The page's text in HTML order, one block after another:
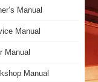
Manual
Manual
Manual
Manual